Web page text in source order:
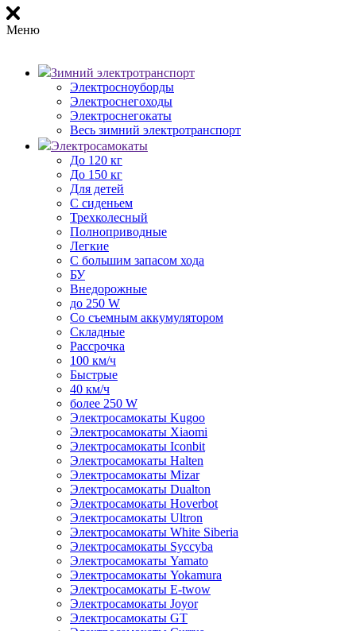
Меню
Зимний электротранспорт
Электросноуборды
Электроснегоходы
Электроснегокаты
Весь зимний электротранспорт
Электросамокаты
До 120 кг
До 150 кг
Для детей
С сиденьем
Трехколесный
Полноприводные
Легкие
С большим запасом хода
БУ
Внедорожные
до 250 W
Со съемным аккумулятором
Складные
Рассрочка
100 км/ч
Быстрые
40 км/ч
более 250 W
Электросамокаты Kugoo
Электросамокаты Xiaomi
Электросамокаты Iconbit
Электросамокаты Halten
Электросамокаты Mizar
Электросамокаты Dualton
Электросамокаты Hoverbot
Электросамокаты Ultron
Электросамокаты White Siberia
Электросамокаты Syccyba
Электросамокаты Yamato
Электросамокаты Yokamura
Электросамокаты E-twow
Электросамокаты Joyor
Электросамокаты GT